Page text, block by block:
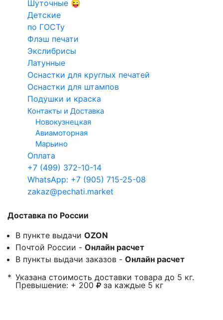
Шуточные 😜
Детские
по ГОСТу
Флэш печати
Экслибрисы
Латунные
Оснастки для круглых печатей
Оснастки для штампов
Подушки и краска
Контакты и Доставка
Новокузнецкая
Авиамоторная
Марьино
Оплата
+7 (499) 372-10-14
WhatsApp: +7 (905) 715-25-08
zakaz@pechati.market
на заказ
Факсимиле
Для такси
Кадастровый
инженер
Арб.
управляющий
Офис продаж в Марьино
Москва, Новочеркасский бульвар, 43
схема проезда
+7 (499) 372-10-14 доб. 11
marino@pechati.market
Доставка
Доставка по Москве и МО
Доставка к любой станции метро -
Доставка к станции МЦК -
Доставка по адресу в пределах МКАД -
Доставка за пределы МКАД -
(зависит от удаленности по согласованию)
Доставка по России
В пункте выдачи OZON
Почтой России - Онлайн расчет
В пункты выдачи заказов - Онлайн расчет
* Указана стоимость доставки товара до 5 кг.
Превышение: + 200
за каждые 5 кг